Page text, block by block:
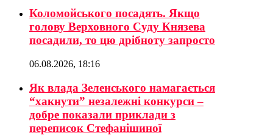
Коломойського посадять. Якщо
голову Верховного Суду Князева
посадили, то цю дрібноту запросто
06.08.2026, 18:16
Як влада Зеленського намагається
“хакнути” незалежні конкурси –
добре показали приклади з
переписок Стефанішиної